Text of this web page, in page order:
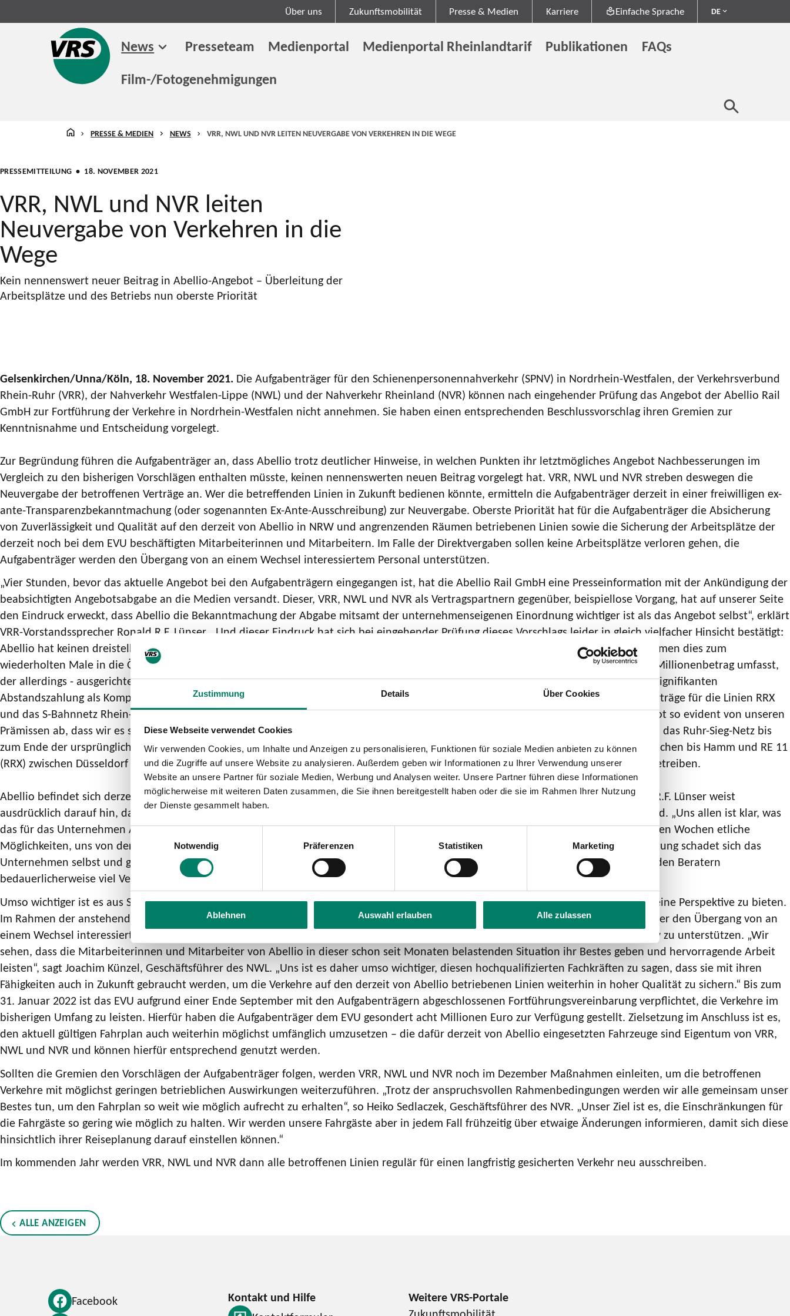
Zustimmung Details Über Cookies
Diese Webseite verwendet Cookies
Wir verwenden Cookies, um Inhalte und Anzeigen zu personalisieren, Funktionen für soziale Medien anbieten zu können
und die Zugriffe auf unsere Website zu analysieren. Außerdem geben wir Informationen zu Ihrer Verwendung unserer
Website an unsere Partner für soziale Medien, Werbung und Analysen weiter. Unsere Partner führen diese Informationen
möglicherweise mit weiteren Daten zusammen, die Sie ihnen bereitgestellt haben oder die sie im Rahmen Ihrer Nutzung
der Dienste gesammelt haben.
Einwilligungsauswahl
Notwendig
Präferenzen Statistiken Marketing
Ablehnen Auswahl erlauben Alle zulassen
Über uns Zukunftsmobilität Presse & Medien Karriere Einfache Sprache DE
News Presseteam Medienportal Medienportal Rheinlandtarif Publikationen
FAQs
Film-/Fotogenehmigungen
STARTSEITE
PRESSE & MEDIEN NEWS VRR, NWL UND NVR LEITEN NEUVERGABE VON VERKEHREN IN DIE WEGE
PRESSEMITTEILUNG • 18. NOVEMBER 2021
VRR, NWL und NVR leiten
Neuvergabe von Verkehren in die
Wege
Kein nennenswert neuer Beitrag in Abellio-Angebot – Überleitung der
Arbeitsplätze und des Betriebs nun oberste Priorität
Gelsenkirchen/Unna/Köln, 18. November 2021. Die Aufgabenträger für den Schienenpersonennahverkehr (SPNV) in Nordrhein-Westfalen, der Verkehrsverbund
Rhein-Ruhr (VRR), der Nahverkehr Westfalen-Lippe (NWL) und der Nahverkehr Rheinland (NVR) können nach eingehender Prüfung das Angebot der Abellio Rail
GmbH zur Fortführung der Verkehre in Nordrhein-Westfalen nicht annehmen. Sie haben einen entsprechenden Beschlussvorschlag ihren Gremien zur
Kenntnisnahme und Entscheidung vorgelegt.
Zur Begründung führen die Aufgabenträger an, dass Abellio trotz deutlicher Hinweise, in welchen Punkten ihr letztmögliches Angebot Nachbesserungen im
Vergleich zu den bisherigen Vorschlägen enthalten müsste, keinen nennenswerten neuen Beitrag vorgelegt hat. VRR, NWL und NVR streben deswegen die
Neuvergabe der betroffenen Verträge an. Wer die betreffenden Linien in Zukunft bedienen könnte, ermitteln die Aufgabenträger derzeit in einer freiwilligen ex-
ante-Transparenzbekanntmachung (oder sogenannten Ex-Ante-Ausschreibung) zur Neuvergabe. Oberste Priorität hat für die Aufgabenträger die Absicherung
von Zuverlässigkeit und Qualität auf den derzeit von Abellio in NRW und angrenzenden Räumen betriebenen Linien sowie die Sicherung der Arbeitsplätze der
derzeit noch bei dem EVU beschäftigten Mitarbeiterinnen und Mitarbeitern. Im Falle der Direktvergaben sollen keine Arbeitsplätze verloren gehen, die
Aufgabenträger werden den Übergang von an einem Wechsel interessiertem Personal unterstützen.
„Vier Stunden, bevor das aktuelle Angebot bei den Aufgabenträgern eingegangen ist, hat die Abellio Rail GmbH eine Presseinformation mit der Ankündigung der
beabsichtigten Angebotsabgabe an die Medien versandt. Dieser, VRR, NWL und NVR als Vertragspartnern gegenüber, beispiellose Vorgang, hat auf unserer Seite
den Eindruck erweckt, dass Abellio die Bekanntmachung der Abgabe mitsamt der unternehmenseigenen Einordnung wichtiger ist als das Angebot selbst“, erklärt
VRR-Vorstandssprecher Ronald R.F. Lünser. „Und dieser Eindruck hat sich bei eingehender Prüfung dieses Vorschlags leider in gleich vielfacher Hinsicht bestätigt:
Abellio hat keinen dreistelligen Millionenbetrag zur Kompensation der wirtschaftlichen Schäden angeboten, auch, wenn das Unternehmen dies zum
wiederholten Male in die Öffentlichkeit getragen hat. Zutreffend ist, dass das Angebot nach wie vor nur einen mittleren zweistelligen Millionenbetrag umfasst,
der allerdings - ausgerichtet am Gesamtschaden der Aufgabenträger - lediglich einen Beitrag von 16 Prozent leisten würde. Von einer signifikanten
Abstandszahlung als Kompensation für die Mehrkosten aufgrund der von Abellio gewünschten vorzeitigen Beendigung der Verkehrsverträge für die Linien RRX
und das S-Bahnnetz Rhein-Ruhr kann daher auch in diesem neuen Angebot leider nicht die Rede sein. Insgesamt weicht dieses Angebot so evident von unseren
Prämissen ab, dass wir es schlechterdings nicht akzeptieren können.“ Abellio wollte die S-Bahn-Verbindung 7, das Niederrheinnetz und das Ruhr-Sieg-Netz bis
zum Ende der ursprünglich vereinbarten Vertragslaufzeiten im Jahr 2028 beziehungsweise 2034 bedienen. Die Linien RE 1 (RRX) von Aachen bis Hamm und RE 11
(RRX) zwischen Düsseldorf und Kassel sowie das S-Bahn-Netz Rhein-Ruhr hingegen wollte das EVU lediglich bis Ende Dezember 2023 betreiben.
Abellio befindet sich derzeit in einem sogenannten regulären Schutzschirmhauptverfahren in Eigenverwaltung zur Sanierung. Ronald R.F. Lünser weist
ausdrücklich darauf hin, dass sich die Aufgabenträger ihrer Verantwortung im Hinblick auf das Ausmaß ihrer Entscheidung bewusst sind. „Uns allen ist klar, was
das für das Unternehmen Abellio und insbesondere für die Mitarbeiterinnen und Mitarbeiter bedeutet. Aber es gab in den vergangenen Wochen etliche
Möglichkeiten, uns von der Ernsthaftigkeit einer Fortsetzung der Zusammenarbeit zu überzeugen. Mit einer solchen Verweigerungshaltung schadet sich das
Unternehmen selbst und geht zudem fahrlässig und verantwortungslos mit der Zukunft seiner Belegschaft um. Da ist von Abellio und den Beratern
bedauerlicherweise viel Vertrauen verspielt worden.“
Umso wichtiger ist es aus Sicht von VRR, NWL und NVR nun, den aktuell bei Abellio beschäftigten Mitarbeiterinnen und Mitarbeitern eine Perspektive zu bieten.
Im Rahmen der anstehenden Überleitungen an andere EVU auf den bislang von Abellio betriebenen Strecken wollen die Aufgabenträger den Übergang von an
einem Wechsel interessiertem Personal begleiten und unterstützen. Aber auch Abellio ist dazu aufgerufen, einen solchen Prozess aktiv zu unterstützen. „Wir
sehen, dass die Mitarbeiterinnen und Mitarbeiter von Abellio in dieser schon seit Monaten belastenden Situation ihr Bestes geben und hervorragende Arbeit
leisten“, sagt Joachim Künzel, Geschäftsführer des NWL. „Uns ist es daher umso wichtiger, diesen hochqualifizierten Fachkräften zu sagen, dass sie mit ihren
Fähigkeiten auch in Zukunft gebraucht werden, um die Verkehre auf den derzeit von Abellio betriebenen Linien weiterhin in hoher Qualität zu sichern.“ Bis zum
31. Januar 2022 ist das EVU aufgrund einer Ende September mit den Aufgabenträgern abgeschlossenen Fortführungsvereinbarung verpflichtet, die Verkehre im
bisherigen Umfang zu leisten. Hierfür haben die Aufgabenträger dem EVU gesondert acht Millionen Euro zur Verfügung gestellt. Zielsetzung im Anschluss ist es,
den aktuell gültigen Fahrplan auch weiterhin möglichst umfänglich umzusetzen – die dafür derzeit von Abellio eingesetzten Fahrzeuge sind Eigentum von VRR,
NWL und NVR und können hierfür entsprechend genutzt werden.
Sollten die Gremien den Vorschlägen der Aufgabenträger folgen, werden VRR, NWL und NVR noch im Dezember Maßnahmen einleiten, um die betroffenen
Verkehre mit möglichst geringen betrieblichen Auswirkungen weiterzuführen. „Trotz der anspruchsvollen Rahmenbedingungen werden wir alle gemeinsam unser
Bestes tun, um den Fahrplan so weit wie möglich aufrecht zu erhalten“, so Heiko Sedlaczek, Geschäftsführer des NVR. „Unser Ziel ist es, die Einschränkungen für
die Fahrgäste so gering wie möglich zu halten. Wir werden unsere Fahrgäste aber in jedem Fall frühzeitig über etwaige Änderungen informieren, damit sich diese
hinsichtlich ihrer Reiseplanung darauf einstellen können.“
Im kommenden Jahr werden VRR, NWL und NVR dann alle betroffenen Linien regulär für einen langfristig gesicherten Verkehr neu ausschreiben.
ALLE ANZEIGEN
Facebook